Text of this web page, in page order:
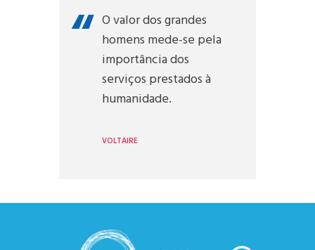
O valor dos grandes
homens mede-se pela
importância dos
serviços prestados à
humanidade.
VOLTAIRE